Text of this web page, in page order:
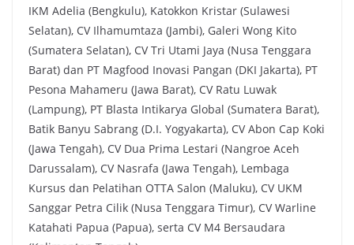
IKM Adelia (Bengkulu), Katokkon Kristar (Sulawesi
Selatan), CV Ilhamumtaza (Jambi), Galeri Wong Kito
(Sumatera Selatan), CV Tri Utami Jaya (Nusa Tenggara
Barat) dan PT Magfood Inovasi Pangan (DKI Jakarta), PT
Pesona Mahameru (Jawa Barat), CV Ratu Luwak
(Lampung), PT Blasta Intikarya Global (Sumatera Barat),
Batik Banyu Sabrang (D.I. Yogyakarta), CV Abon Cap Koki
(Jawa Tengah), CV Dua Prima Lestari (Nangroe Aceh
Darussalam), CV Nasrafa (Jawa Tengah), Lembaga
Kursus dan Pelatihan OTTA Salon (Maluku), CV UKM
Sanggar Petra Cilik (Nusa Tenggara Timur), CV Warline
Katahati Papua (Papua), serta CV M4 Bersaudara